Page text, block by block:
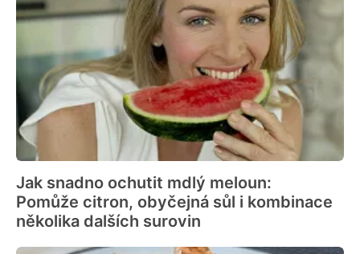
Jak snadno ochutit mdlý meloun:
Pomůže citron, obyčejná sůl i kombinace
několika dalších surovin